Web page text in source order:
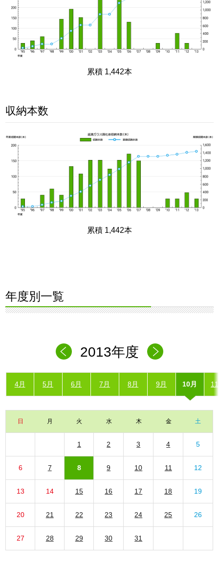
累積 1,442本
収納本数
累積 1,442本
年度別一覧
2013年度
4月 5月 6月 7月 8月 9月 10月
日 月 火 水 木 金 土
1 2 3 4 5
6 7 8 9 10 11 12
13 14 15 16 17 18 19
20 21 22 23 24 25 26
27 28 29 30 31